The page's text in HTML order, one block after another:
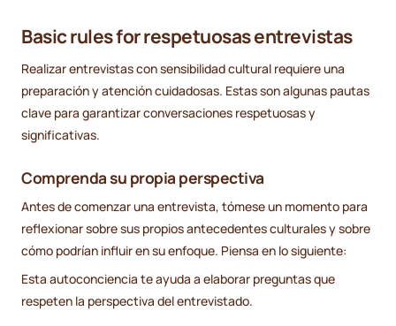
Basic rules for respetuosas entrevistas
Realizar entrevistas con sensibilidad cultural requiere una
preparación y atención cuidadosas. Estas son algunas pautas
clave para garantizar conversaciones respetuosas y
significativas.
Comprenda su propia perspectiva
Antes de comenzar una entrevista, tómese un momento para
reflexionar sobre sus propios antecedentes culturales y sobre
cómo podrían influir en su enfoque. Piensa en lo siguiente:
Esta autoconciencia te ayuda a elaborar preguntas que
respeten la perspectiva del entrevistado.